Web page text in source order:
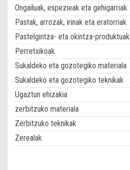
Ongailuak, espezieak eta gehigarriak
Pastak, arrozak, irinak eta eratorriak
Pastelgintza- eta okintza-produktuak
Perretxikoak
Sukaldeko eta gozotegiko materiala
Sukaldeko eta gozotegiko teknikak
Ugaztun ehizakia
zerbitzuko materiala
Zerbitzuko teknikak
Zerealak